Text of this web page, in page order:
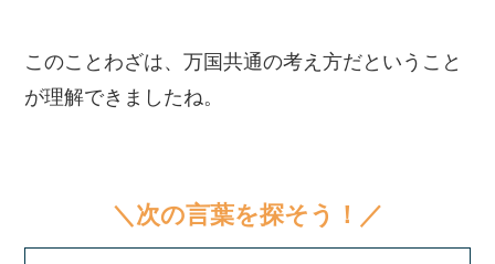
このことわざは、万国共通の考え方だということ
が理解できましたね。
＼次の言葉を探そう！／